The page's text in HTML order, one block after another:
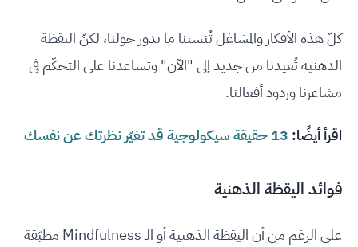
كلّ هذه الأفكار والمشاغل تُنسينا ما يدور حولنا، لكنّ اليقظة
الذهنية تُعيدنا من جديد إلى "الآن" وتساعدنا على التحكّم في
مشاعرنا وردود أفعالنا.
اقرأ أيضًا: 13 حقيقة سيكولوجية قد تغيّر نظرتك عن نفسك
فوائد اليقظة الذهنية
على الرغم من أن اليقظة الذهنية أو الـ Mindfulness مطبّقة